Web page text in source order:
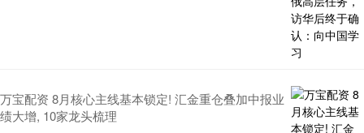
万宝配资 8月核心主线基本锁定! 汇金重仓叠加中报业
绩大增, 10家龙头梳理